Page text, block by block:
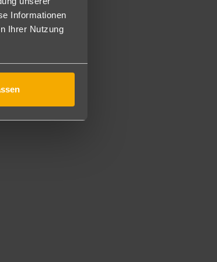
Informationen
Ihrer Nutzung
kein Lift) und verfügen über Klimaanlage in
nur von der Dachterrasse. Bei Ankunft
zur Verfügung (M2U).
2 Etagen verteilt (Wendeltreppe). Diese
Zu den Annehmlichkeiten gehören eine
das Wohnzimmer erreichbar. Verfügen
Meerblick von der Dachterrasse. Bei